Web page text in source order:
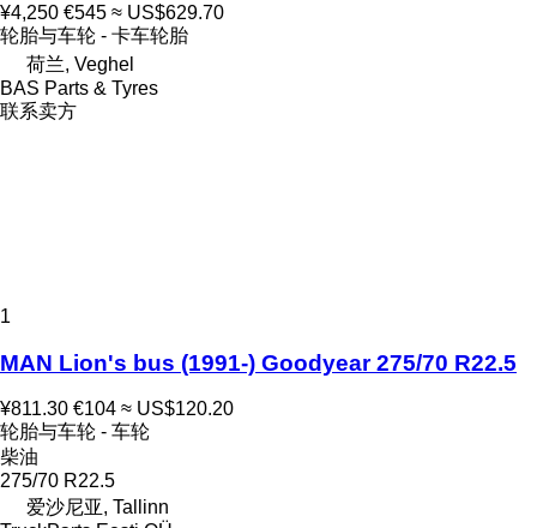
¥4,250 €545 ≈ US$629.70
轮胎与车轮 - 卡车轮胎
荷兰, Veghel
BAS Parts & Tyres
联系卖方
1
MAN Lion's bus (1991-) Goodyear 275/70 R22.5
¥811.30 €104 ≈ US$120.20
轮胎与车轮 - 车轮
柴油
275/70 R22.5
爱沙尼亚, Tallinn